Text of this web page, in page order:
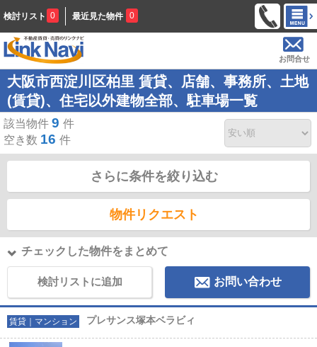
検討リスト 0 最近見た物件 0
お問合せ
大阪市西淀川区柏里 賃貸、店舗、事務所、土地
(賃貸)、住宅以外建物全部、駐車場一覧
該当物件 9 件
空き数 16 件
さらに条件を絞り込む
物件リクエスト
チェックした物件をまとめて
検討リストに追加 お問い合わせ
賃貸｜マンション プレサンス塚本ベラビィ